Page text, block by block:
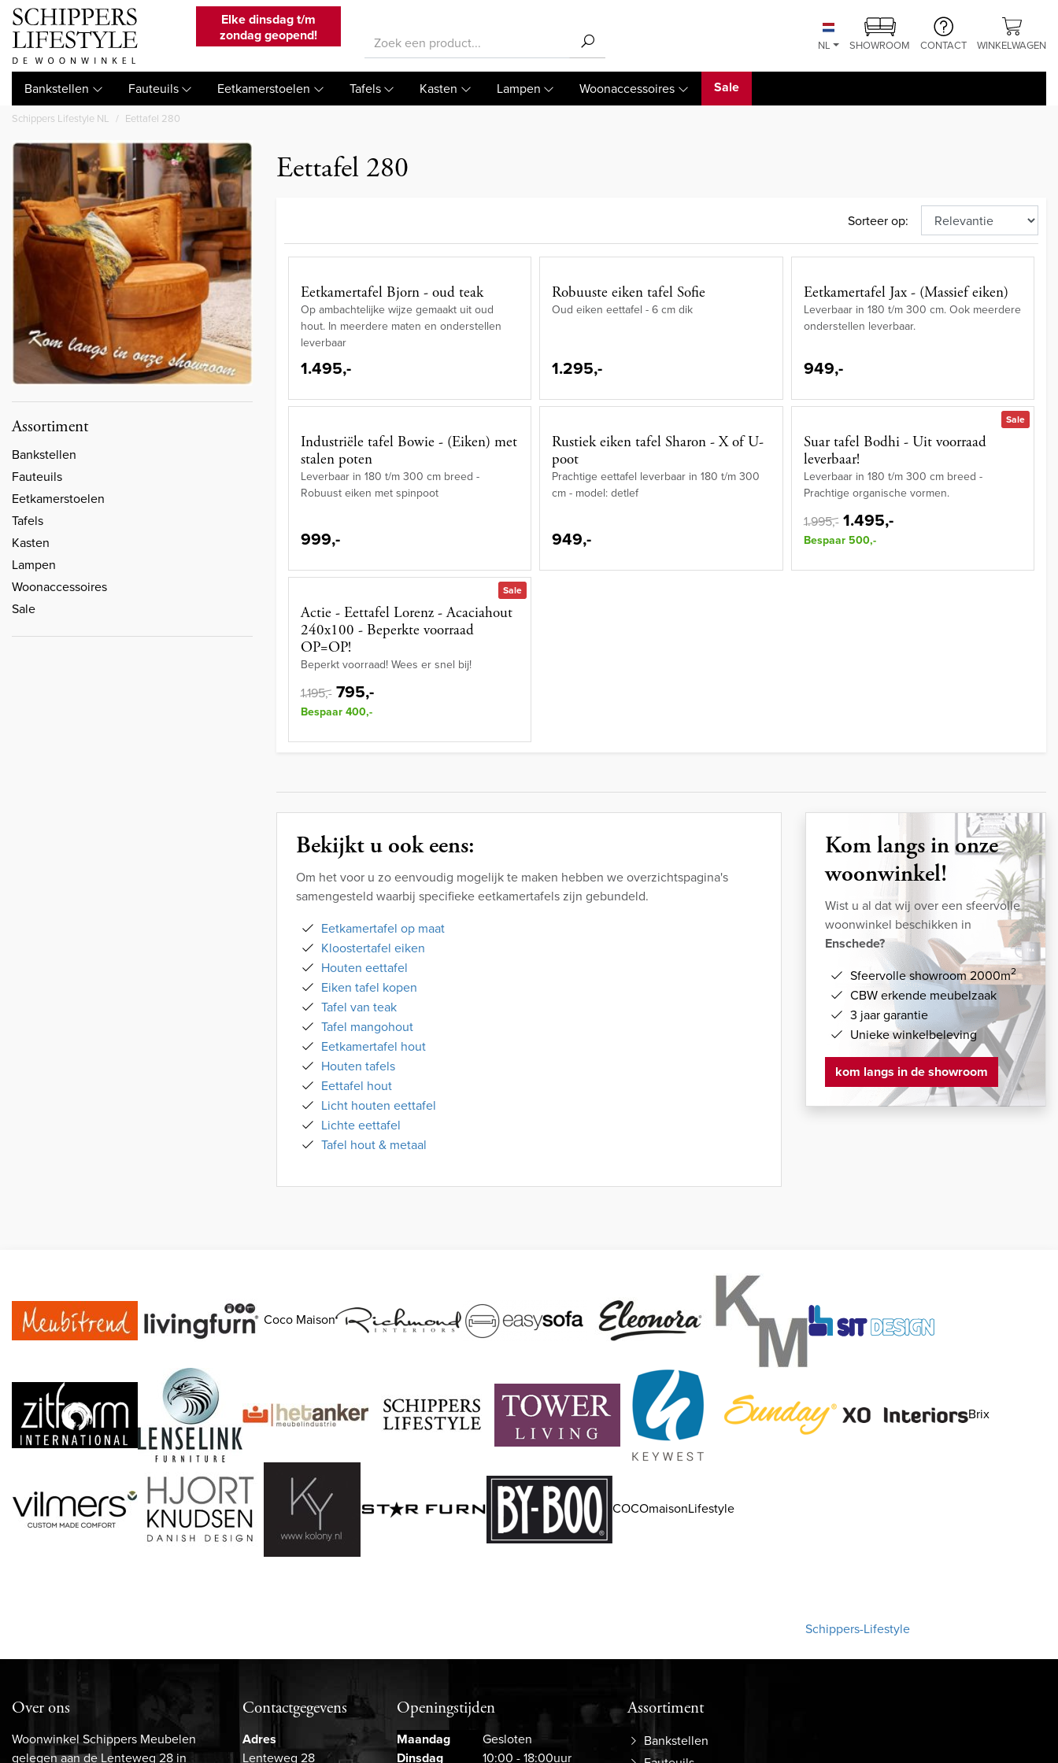
Elke dinsdag t/m
zondag geopend!
NL SHOWROOM CONTACT WINKELWAGEN
Bankstellen Fauteuils Eetkamerstoelen Tafels Kasten Lampen Woonaccessoires Sale
Schippers Lifestyle NL Eettafel 280
Assortiment
Bankstellen
Fauteuils
Eetkamerstoelen
Tafels
Kasten
Lampen
Woonaccessoires
Sale
Eettafel 280
Sorteer op:
Eetkamertafel Bjorn - oud teak
Op ambachtelijke wijze gemaakt uit oud
hout. In meerdere maten en onderstellen
leverbaar
1.495,-
Robuuste eiken tafel Sofie
Oud eiken eettafel - 6 cm dik
1.295,-
Eetkamertafel Jax - (Massief eiken)
Leverbaar in 180 t/m 300 cm. Ook meerdere
onderstellen leverbaar.
949,-
Industriële tafel Bowie - (Eiken) met
stalen poten
Leverbaar in 180 t/m 300 cm breed -
Robuust eiken met spinpoot
999,-
Rustiek eiken tafel Sharon - X of U-
poot
Prachtige eettafel leverbaar in 180 t/m 300
cm - model: detlef
949,-
Sale
Suar tafel Bodhi - Uit voorraad
leverbaar!
Leverbaar in 180 t/m 300 cm breed -
Prachtige organische vormen.
1.995,- 1.495,-
Bespaar 500,-
Sale
Actie - Eettafel Lorenz - Acaciahout
240x100 - Beperkte voorraad
OP=OP!
Beperkt voorraad! Wees er snel bij!
1.195,- 795,-
Bespaar 400,-
Bekijkt u ook eens:
Om het voor u zo eenvoudig mogelijk te maken hebben we overzichtspagina's
samengesteld waarbij specifieke eetkamertafels zijn gebundeld.
Eetkamertafel op maat
Kloostertafel eiken
Houten eettafel
Eiken tafel kopen
Tafel van teak
Tafel mangohout
Eetkamertafel hout
Houten tafels
Eettafel hout
Licht houten eettafel
Lichte eettafel
Tafel hout & metaal
Kom langs in onze
woonwinkel!
Wist u al dat wij over een sfeervolle
woonwinkel beschikken in
Enschede?
Sfeervolle showroom 2000m2
CBW erkende meubelzaak
3 jaar garantie
Unieke winkelbeleving
kom langs in de showroom
Coco Maison
Brix
COCOmaisonLifestyle
Over ons
Woonwinkel Schippers Meubelen
gelegen aan de Lenteweg 28 in
Contactgegevens
Adres
Lenteweg 28
Openingstijden
Maandag
Gesloten
Dinsdag
10:00 - 18:00uur
Assortiment
Bankstellen
Schippers-Lifestyle